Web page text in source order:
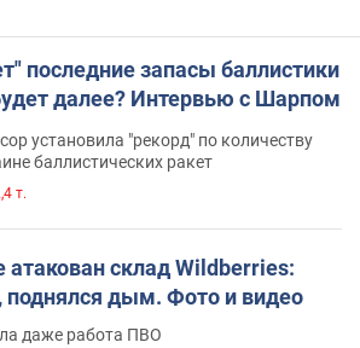
последние запасы баллистики
далее? Интервью с Шарпом
установила "рекорд" по количеству
баллистических ракет
т.
атакован склад Wildberries:
поднялся дым. Фото и видео
даже работа ПВО